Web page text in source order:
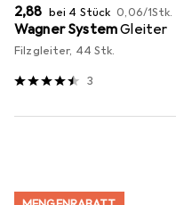
EUR
2,88 bei 4 Stück EUR
0,06/1Stk.
Wagner SystemGleiter
Filzgleiter, 44 Stk.
3